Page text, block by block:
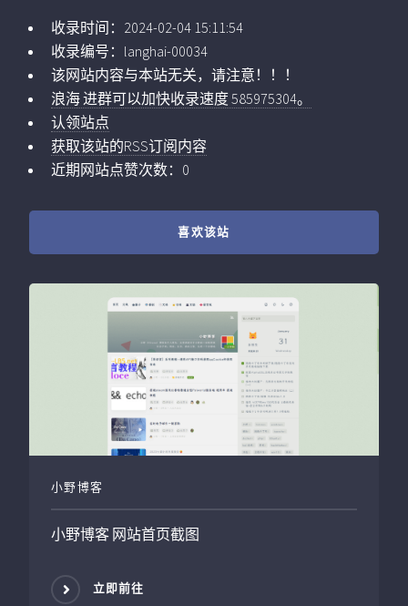
收录时间： 2024-02-04 15:11:54
收录编号： langhai-00034
该网站内容与本站无关，请注意！！！
浪海 进群可以加快收录速度 585975304。
认领站点
获取该站的RSS订阅内容
近期网站点赞次数：0
喜欢该站
小野博客
小野博客 网站首页截图
立即前往